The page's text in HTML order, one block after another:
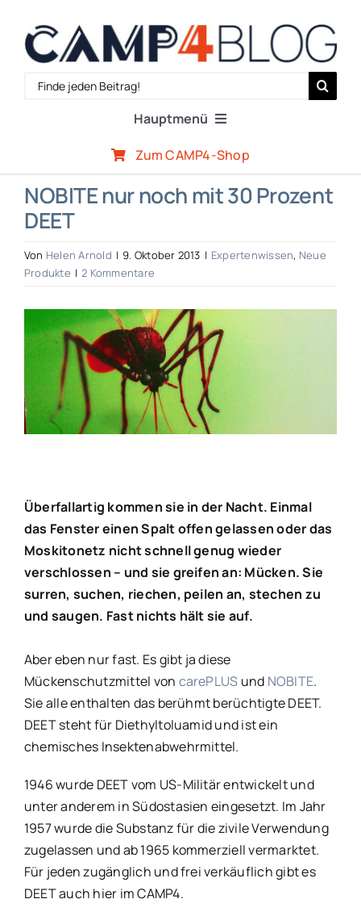
Inhalt
springen
Search
Hauptmenü
Reiseberichte
Outdoor-Szene
CAMP4-Team
Zum CAMP4-Shop
NOBITE nur noch mit 30 Prozent
DEET
Von Helen Arnold | 9. Oktober 2013 | Expertenwissen, Neue
Produkte | 2 Kommentare
Zeige
grösseres
Bild
Überfallartig kommen sie in der Nacht. Einmal
das Fenster einen Spalt offen gelassen oder das
Moskitonetz nicht schnell genug wieder
verschlossen – und sie greifen an: Mücken. Sie
surren, suchen, riechen, peilen an, stechen zu
und saugen. Fast nichts hält sie auf.
Aber eben nur fast. Es gibt ja diese
Mückenschutzmittel von carePLUS und NOBITE.
Sie alle enthalten das berühmt berüchtigte DEET.
DEET steht für Diethyltoluamid und ist ein
chemisches Insektenabwehrmittel.
1946 wurde DEET vom US-Militär entwickelt und
unter anderem in Südostasien eingesetzt. Im Jahr
1957 wurde die Substanz für die zivile Verwendung
zugelassen und ab 1965 kommerziell vermarktet.
Für jeden zugänglich und frei verkäuflich gibt es
DEET auch hier im CAMP4.